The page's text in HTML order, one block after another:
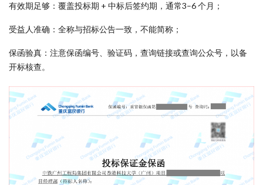
有效期足够：覆盖投标期 + 中标后签约期，通常3–6 个月；
受益人准确：全称与招标公告一致，不能简称；
保函验真：注意保函编号、验证码，查询链接或查询公众号，以备
开标核查。